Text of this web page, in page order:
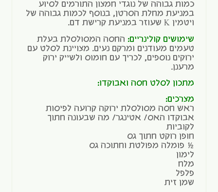
כמות גבוהה של נוגדי חמצון התורמים לסיוע
במניעת מחלת הסרטן, בנוסף לכמות גבוהה של
ויטמין K שעוזר במניעת קרישת דם.
שימושים קולינריים: החסה המסולסלת בעלת
טעמים מעודנים ומרקם נעים. מצויינת לסלט עם
ירוקים נוספים, לכריך עם חומוס ולשייק ירוק
מרענן.
מתכון לסלט חסה ואבוקדו:
מצרכים:
ראש חסה מסולסלת ירוקה קרועה לפיסות
אבוקדו האס/ אטינגר/ מה שבעונה חתוך
לקוביות
חופן רוקט חתוך גס
½ פומלה מפולטת וחתוכה גס
לימון
מלח
פלפל
שמן זית